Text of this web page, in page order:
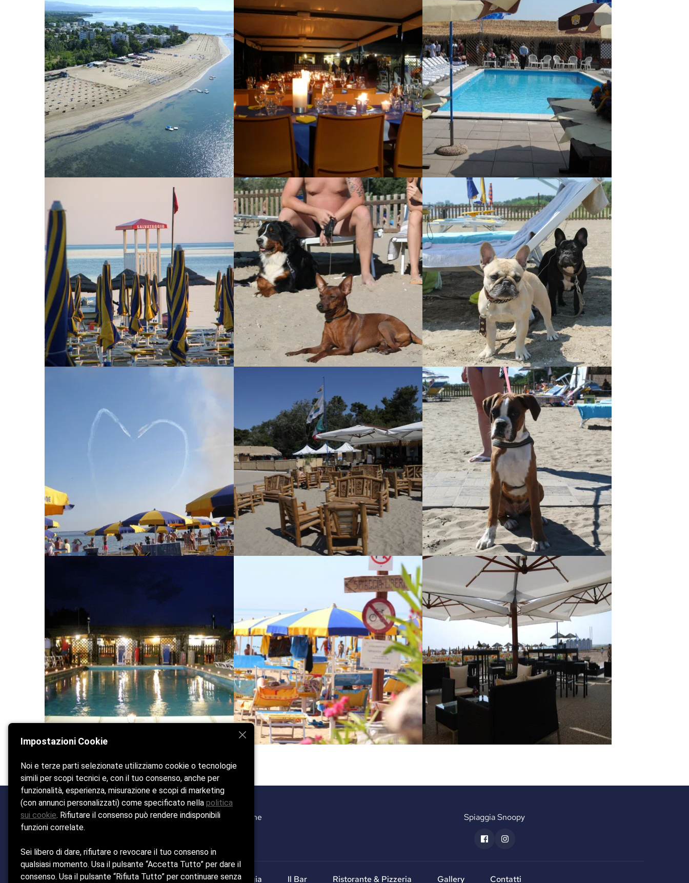
Spiaggia Ristorante e Pizzeria Airone Spiaggia Snoopy
Home La Spiaggia Il Bar Ristorante & Pizzeria Gallery Contatti
Impostazioni Cookie
Noi e terze parti selezionate utilizziamo cookie o tecnologie
simili per scopi tecnici e, con il tuo consenso, anche per
funzionalità, esperienza, misurazione e scopi di marketing
(con annunci personalizzati) come specificato nella politica
sui cookie. Rifiutare il consenso può rendere indisponibili
funzioni correlate.
Sei libero di dare, rifiutare o revocare il tuo consenso in
qualsiasi momento. Usa il pulsante “Accetta Tutto” per dare il
consenso. Usa il pulsante “Rifiuta Tutto” per continuare senza